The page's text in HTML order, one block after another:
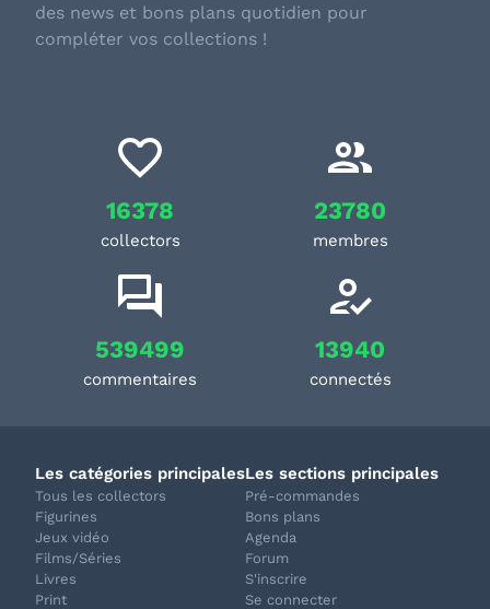
des news et bons plans quotidien pour
compléter vos collections !
16378
collectors
23780
membres
539499
commentaires
13940
connectés
Les catégories principales
Tous les collectors
Figurines
Jeux vidéo
Films/Séries
Livres
Print
Les sections principales
Pré-commandes
Bons plans
Agenda
Forum
S'inscrire
Se connecter